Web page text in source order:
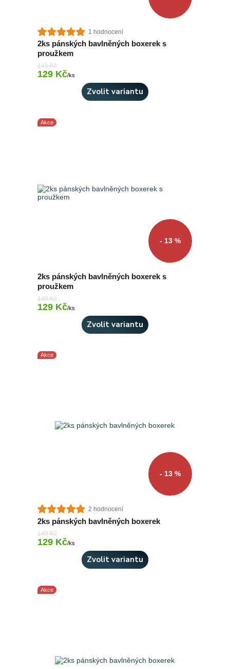
1 hodnocení
2ks pánských bavlněných boxerek s
proužkem
149 Kč
129 Kč/ks
Zvolit variantu
Akce
- 13 %
2ks pánských bavlněných boxerek s
proužkem
149 Kč
129 Kč/ks
Zvolit variantu
Akce
- 13 %
2 hodnocení
2ks pánských bavlněných boxerek
149 Kč
129 Kč/ks
Zvolit variantu
Akce